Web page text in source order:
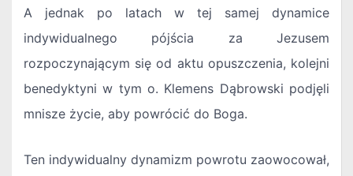
A jednak po latach w tej samej dynamice
indywidualnego pójścia za Jezusem
rozpoczynającym się od aktu opuszczenia, kolejni
benedyktyni w tym o. Klemens Dąbrowski podjęli
mnisze życie, aby powrócić do Boga.
Ten indywidualny dynamizm powrotu zaowocował,